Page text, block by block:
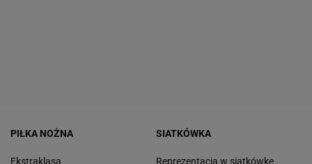
PIŁKA NOŻNA
Ekstraklasa
SIATKÓWKA
Reprezentacja w siatkówkę